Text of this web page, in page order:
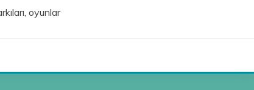
oyunlar